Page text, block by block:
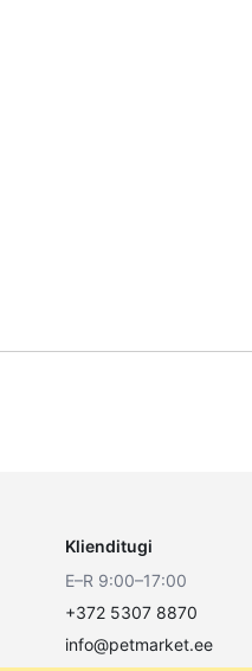
Klienditugi
E–R 9:00–17:00
+372 5307 8870
info@petmarket.ee